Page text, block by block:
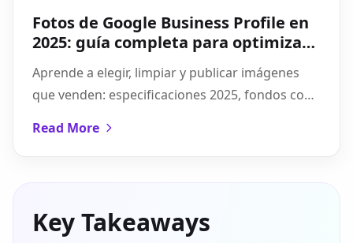
Fotos de Google Business Profile en
2025: guía completa para optimizar
Aprende a elegir, limpiar y publicar imágenes
que venden: especificaciones 2025, fondos con
Read More
Key Takeaways